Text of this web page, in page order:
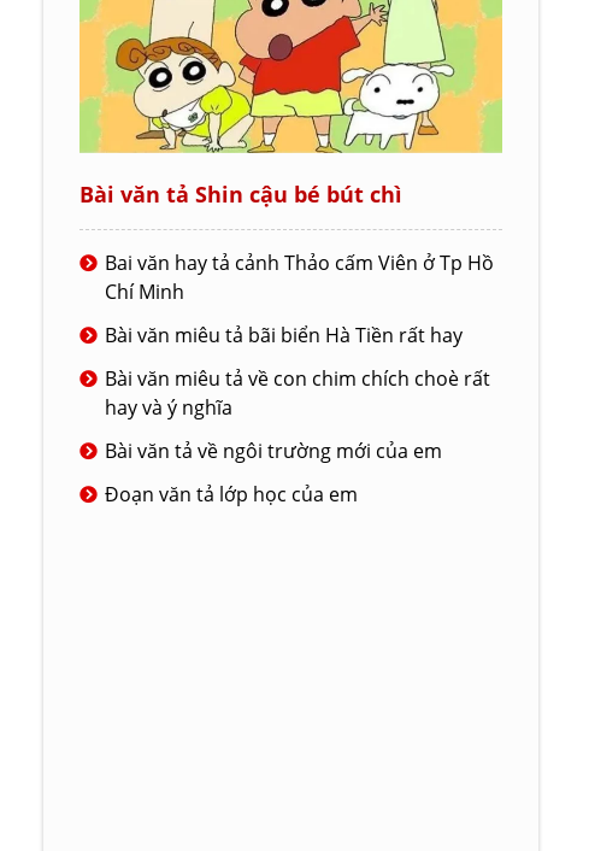
Bài văn tả Shin cậu bé bút chì
Bai văn hay tả cảnh Thảo cấm Viên ở Tp Hồ
Chí Minh
Bài văn miêu tả bãi biển Hà Tiền rất hay
Bài văn miêu tả về con chim chích choè rất
hay và ý nghĩa
Bài văn tả về ngôi trường mới của em
Đoạn văn tả lớp học của em